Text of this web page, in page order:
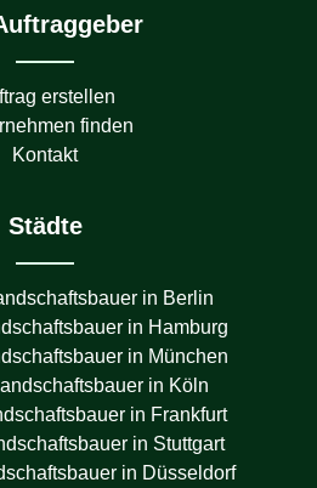
erstellen
finden
Kontakt
Städte
in Berlin
in Hamburg
in München
in Köln
in Frankfurt
in Stuttgart
in Düsseldorf